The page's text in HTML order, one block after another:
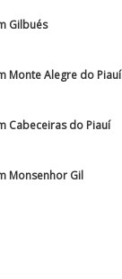
Gilbués
Monte Alegre do Piauí
Cabeceiras do Piauí
Monsenhor Gil